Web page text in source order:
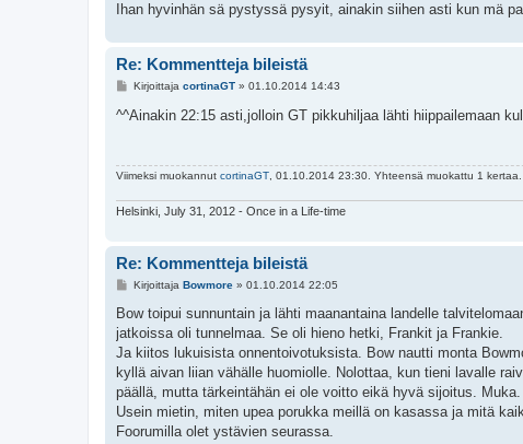
Ihan hyvinhän sä pystyssä pysyit, ainakin siihen asti kun mä
Re: Kommentteja bileistä
V
e
s
Kirjoittaja cortinaGT» 01.10.2014 14:43
^^Ainakin 22:15 asti,jolloin GT pikkuhiljaa lähti hiippailemaan
Viimeksi muokannut cortinaGT , 01.10.2014 23:30. Yhteensä muokattu 1 kertaa.
Helsinki, July 31, 2012 - Once in a Life-time
Re: Kommentteja bileistä
V
e
t
i
Kirjoittaja Bowmore» 01.10.2014 22:05
Bow toipui sunnuntain ja lähti maanantaina landelle
jatkoissa oli tunnelmaa. Se oli hieno hetki, Frankit ja Frankie.
Ja kiitos lukuisista onnentoivotuksista. Bow nautti monta
kyllä aivan liian vähälle huomiolle. Nolottaa, kun tieni lavalle
päällä, mutta tärkeintähän ei ole voitto eikä hyvä sijoitus. Muka.
Usein mietin, miten upea porukka meillä on kasassa ja mitä
Foorumilla olet ystävien seurassa.